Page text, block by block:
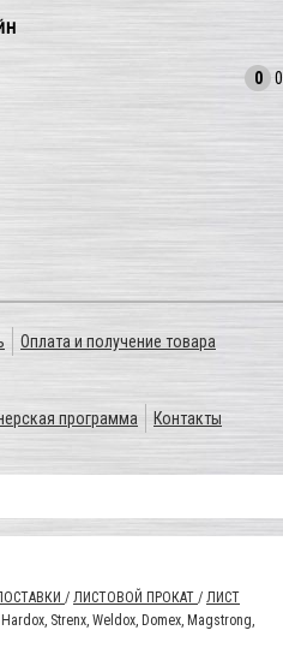
0 0
Оплата и получение товара
программа Контакты
/ ЛИСТОВОЙ ПРОКАТ / ЛИСТ
Strenx, Weldox, Domex, Magstrong,